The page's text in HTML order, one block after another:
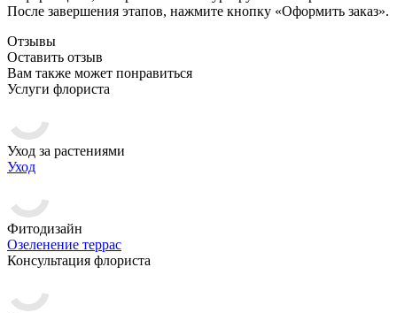
После завершения этапов, нажмите кнопку «Оформить заказ».
Отзывы
Оставить отзыв
Вам также может понравиться
Услуги флориста
Уход за растениями
Уход
Фитодизайн
Озеленение террас
Консультация флориста